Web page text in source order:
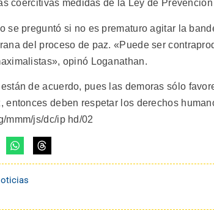
coercitivas medidas de la Ley de
se preguntó si no es prematuro agitar la
del proceso de paz. «Puede ser
opinó Loganathan.
de acuerdo, pues las demoras sólo
entonces deben respetar los derechos
mmm/js/dc/ip hd/02